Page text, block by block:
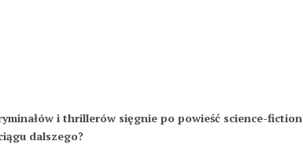
i thrillerów sięgnie po powieść science-
dalszego?